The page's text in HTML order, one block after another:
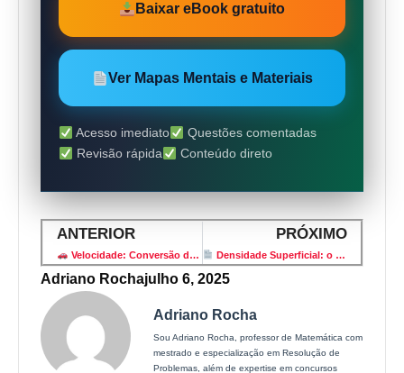
Baixar eBook gratuito
Ver Mapas Mentais e Materiais
Acesso imediato
Questões comentadas
Revisão rápida
Conteúdo direto
ANTERIOR
Velocidade: Conversão de Unidades (km/h ↔ m/s)
PRÓXIMO
Densidade Superficial: o que é e onde é usada
Adriano Rochajulho 6, 2025
Adriano Rocha
Sou Adriano Rocha, professor de Matemática com
mestrado e especialização em Resolução de
Problemas, além de expertise em concursos